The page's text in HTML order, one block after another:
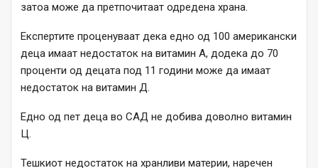
затоа може да претпочитаат одредена храна.
Експертите проценуваат дека едно од 100 американски
деца имаат недостаток на витамин А, додека до 70
проценти од децата под 11 години може да имаат
недостаток на витамин Д.
Едно од пет деца во САД не добива доволно витамин
Ц.
Тешкиот недостаток на хранливи материи, наречен